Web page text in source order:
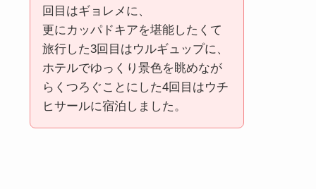
回目はギョレメに、
更にカッパドキアを堪能したくて
旅行した3回目はウルギュップに、
ホテルでゆっくり景色を眺めなが
らくつろぐことにした4回目はウチ
ヒサールに宿泊しました。